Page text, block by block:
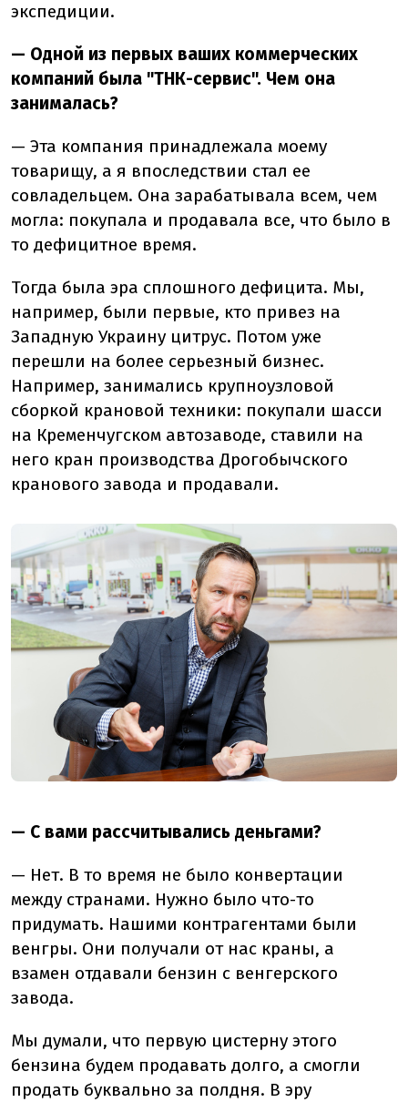
экспедиции.
— Одной из первых ваших коммерческих
компаний была "ТНК-сервис". Чем она
занималась?
— Эта компания принадлежала моему
товарищу, а я впоследствии стал ее
совладельцем. Она зарабатывала всем, чем
могла: покупала и продавала все, что было в
то дефицитное время.
Тогда была эра сплошного дефицита. Мы,
например, были первые, кто привез на
Западную Украину цитрус. Потом уже
перешли на более серьезный бизнес.
Например, занимались крупноузловой
сборкой крановой техники: покупали шасси
на Кременчугском автозаводе, ставили на
него кран производства Дрогобычского
кранового завода и продавали.
— С вами рассчитывались деньгами?
— Нет. В то время не было конвертации
между странами. Нужно было что-то
придумать. Нашими контрагентами были
венгры. Они получали от нас краны, а
взамен отдавали бензин с венгерского
завода.
Мы думали, что первую цистерну этого
бензина будем продавать долго, а смогли
продать буквально за полдня. В эру